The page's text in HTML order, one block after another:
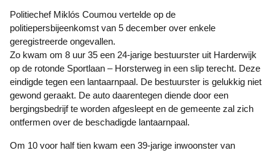
Politiechef Miklós Coumou vertelde op de
politiepersbijeenkomst van 5 december over enkele
geregistreerde ongevallen.
Zo kwam om 8 uur 35 een 24-jarige bestuurster uit Harderwijk
op de rotonde Sportlaan – Horsterweg in een slip terecht. Deze
eindigde tegen een lantaarnpaal. De bestuurster is gelukkig niet
gewond geraakt. De auto daarentegen diende door een
bergingsbedrijf te worden afgesleept en de gemeente zal zich
ontfermen over de beschadigde lantaarnpaal.
Om 10 voor half tien kwam een 39-jarige inwoonster van